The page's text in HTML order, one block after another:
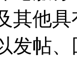
其他
发帖